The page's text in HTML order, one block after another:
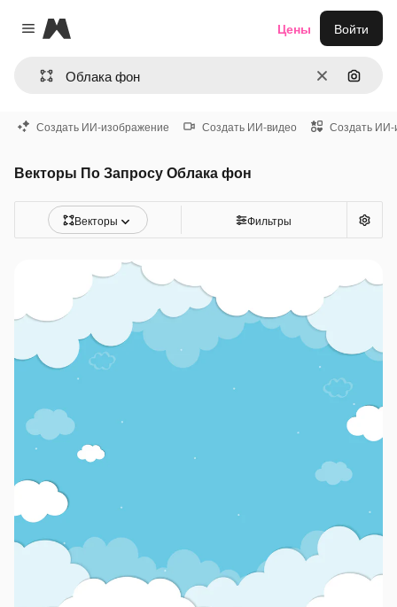
Close menu
Magnific
ОчиститьПоиск
Цены Войти
Создать ИИ-изображение Создать ИИ-видео Создать ИИ-
Векторы По Запросу Облака фон
Векторы Фильтры